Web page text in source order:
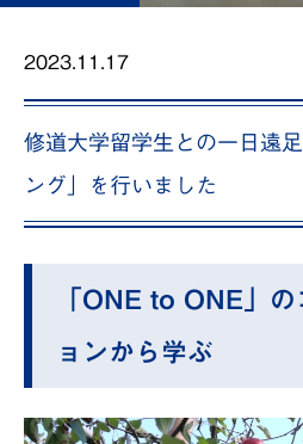
2023.11.17
修道大学留学生との一日遠
ング」を行いました
「ONE to ONE」
ョンから学ぶ